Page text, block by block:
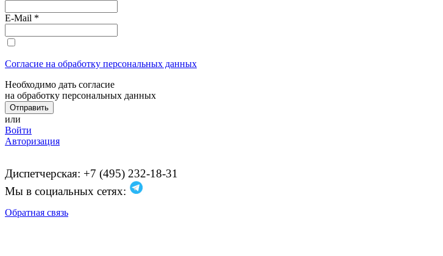
E-Mail *
Согласие на обработку персональных данных
Необходимо дать согласие
на обработку персональных данных
или
Войти
Авторизация
Диспетчерская: +7 (495) 232-18-31
Мы в социальных сетях:
Обратная связь